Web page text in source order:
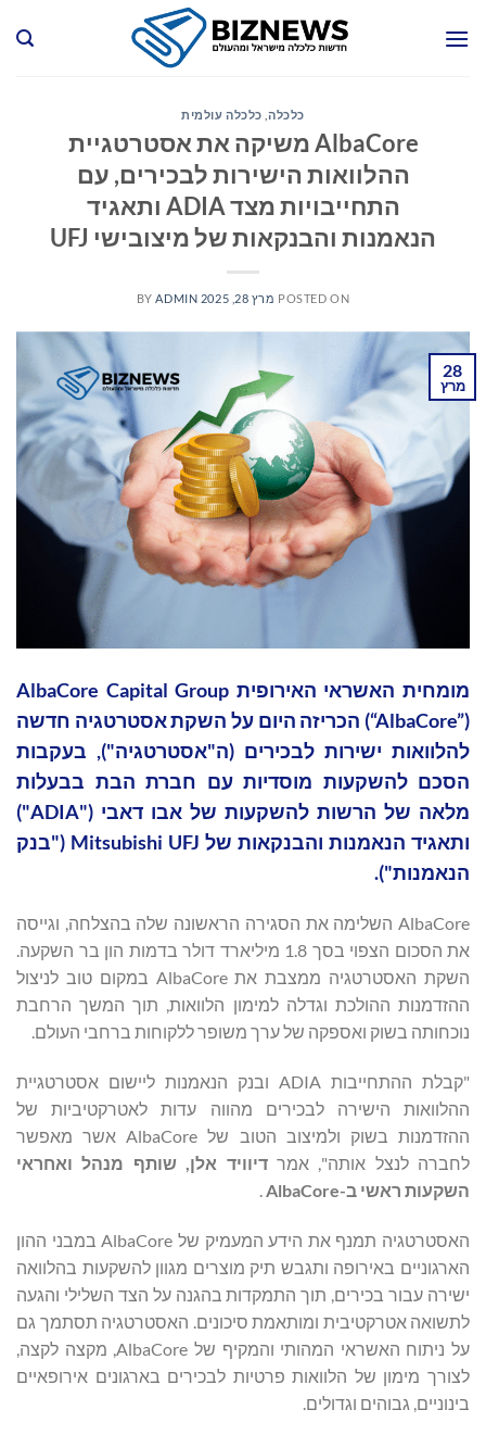
כלכלה, כלכלה עולמית
AlbaCore משיקה את אסטרטגיית
ההלוואות הישירות לבכירים, עם
התחייבויות מצד ADIA ותאגיד
הנאמנות והבנקאות של מיצובישי UFJ
POSTED ON מרץ 28, 2025 BY ADMIN
28
מרץ
מומחית האשראי האירופית AlbaCore Capital Group
(“AlbaCore”) הכריזה היום על השקת אסטרטגיה חדשה
להלוואות ישירות לבכירים (ה"אסטרטגיה"), בעקבות
הסכם להשקעות מוסדיות עם חברת הבת בבעלות
מלאה של הרשות להשקעות של אבו דאבי ("ADIA")
ותאגיד הנאמנות והבנקאות של Mitsubishi UFJ ("בנק
הנאמנות").
AlbaCore השלימה את הסגירה הראשונה שלה בהצלחה, וגייסה
את הסכום הצפוי בסך 1.8 מיליארד דולר בדמות הון בר השקעה.
השקת האסטרטגיה ממצבת את AlbaCore במקום טוב לניצול
ההזדמנות ההולכת וגדלה למימון הלוואות, תוך המשך הרחבת
נוכחותה בשוק ואספקה של ערך משופר ללקוחות ברחבי העולם.
"קבלת ההתחייבות ADIA ובנק הנאמנות ליישום אסטרטגיית
ההלוואות הישירה לבכירים מהווה עדות לאטרקטיביות של
ההזדמנות בשוק ולמיצוב הטוב של AlbaCore אשר מאפשר
לחברה לנצל אותה", אמרדיוויד אלן, שותף מנהל ואחראי
השקעות ראשי ב-AlbaCore
.
האסטרטגיה תמנף את הידע המעמיק של AlbaCore במבני ההון
הארגוניים באירופה ותגבש תיק מוצרים מגוון להשקעות בהלוואה
ישירה עבור בכירים, תוך התמקדות בהגנה על הצד השלילי והגעה
לתשואה אטרקטיבית ומותאמת סיכונים. האסטרטגיה תסתמך גם
על ניתוח האשראי המהותי והמקיף של AlbaCore, מקצה לקצה,
לצורך מימון של הלוואות פרטיות לבכירים בארגונים אירופאיים
בינוניים, גבוהים וגדולים.